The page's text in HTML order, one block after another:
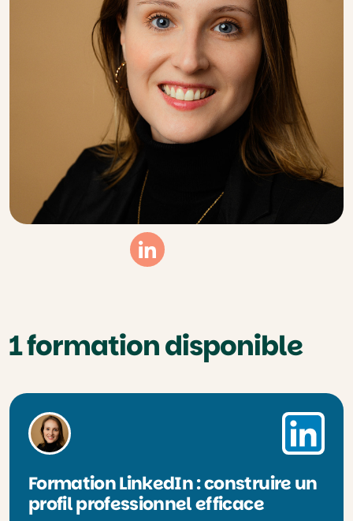
Linkedin
1 formation disponible
Formation LinkedIn : construire un
profil professionnel efficace